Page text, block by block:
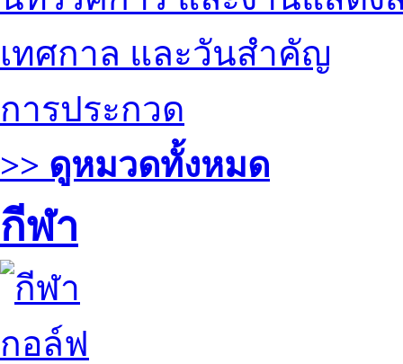
เทศกาล และวันสำคัญ
การประกวด
>> ดูหมวดทั้งหมด
กีฬา
กอล์ฟ